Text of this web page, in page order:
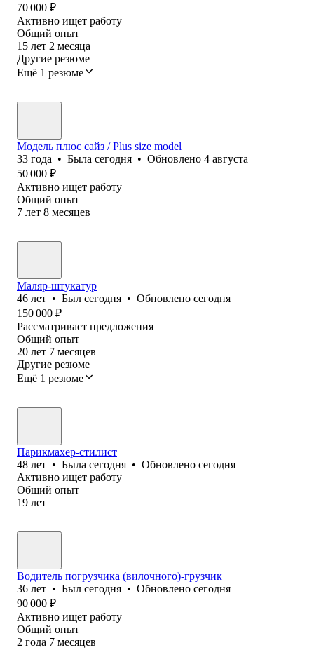
70 000 ₽
Активно ищет работу
Общий опыт
15 лет 2 месяца
Другие резюме
Ещё 1 резюме
Модель плюс сайз / Plus size model
33 года • Была сегодня • Обновлено 4 августа
50 000 ₽
Активно ищет работу
Общий опыт
7 лет 8 месяцев
Маляр-штукатур
46 лет • Был сегодня • Обновлено сегодня
150 000 ₽
Рассматривает предложения
Общий опыт
20 лет 7 месяцев
Другие резюме
Ещё 1 резюме
Парикмахер-стилист
48 лет • Была сегодня • Обновлено сегодня
Активно ищет работу
Общий опыт
19 лет
Водитель погрузчика (вилочного)-грузчик
36 лет • Был сегодня • Обновлено сегодня
90 000 ₽
Активно ищет работу
Общий опыт
2 года 7 месяцев